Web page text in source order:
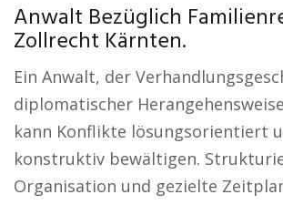
Anwalt Bezüglich
Zollrecht Kärnten.
Ein Anwalt, der
diplomatischer
kann Konflikte lösungsorientiert
konstruktiv bewältigen.
Organisation und gezielte